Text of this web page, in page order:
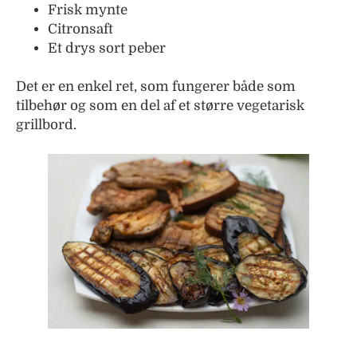
Frisk mynte
Citronsaft
Et drys sort peber
Det er en enkel ret, som fungerer både som
tilbehør og som en del af et større vegetarisk
grillbord.